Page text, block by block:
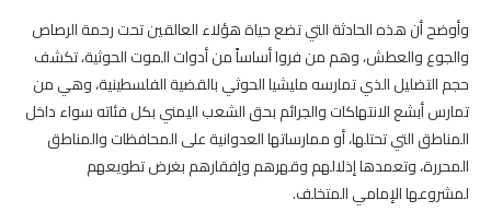
وأوضح أن هذه الحادثة التي تضع حياة هؤلاء العالقين تحت رحمة الرصاص
والجوع والعطش، وهم من فروا أساساً من أدوات الموت الحوثية، تكشف
حجم التضليل الذي تمارسه مليشيا الحوثي بالقضية الفلسطينية، وهي من
تمارس أبشع الانتهاكات والجرائم بحق الشعب اليمني بكل فئاته سواء داخل
المناطق التي تحتلها، أو ممارساتها العدوانية على المحافظات والمناطق
المحررة، وتعمدها إذلالهم وقهرهم وإفقارهم بغرض تطويعهم
لمشروعها الإمامي المتخلف.